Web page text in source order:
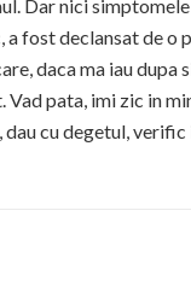
Dar nici simptomele
a fost declansat de
daca ma iau dupa
Vad pata, imi zic in
dau cu degetul,